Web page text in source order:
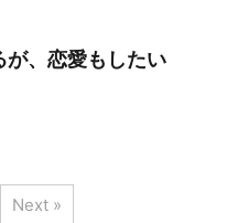
が、恋愛もしたい
Next »